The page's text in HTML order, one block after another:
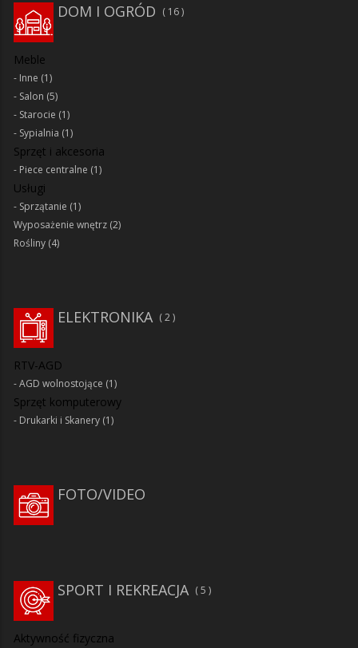
DOM I OGRÓD 16
Meble
Inne (1)
Salon (5)
Starocie (1)
Sypialnia (1)
Sprzęt i akcesoria
Piece centralne (1)
Usługi
Sprzątanie (1)
Wyposażenie wnętrz (2)
Rośliny (4)
2
ELEKTRONIKA
RTV-AGD
AGD wolnostojące (1)
Sprzęt komputerowy
Drukarki i Skanery (1)
FOTO/VIDEO
SPORT I REKREACJA 5
Aktywność fizyczna